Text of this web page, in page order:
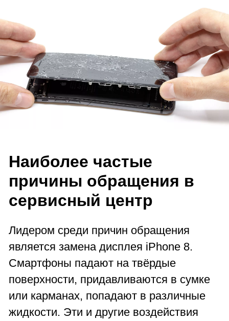
Наиболее частые
причины обращения в
сервисный центр
Лидером среди причин обращения
является замена дисплея iPhone 8.
Смартфоны падают на твёрдые
поверхности, придавливаются в сумке
или карманах, попадают в различные
жидкости. Эти и другие воздействия